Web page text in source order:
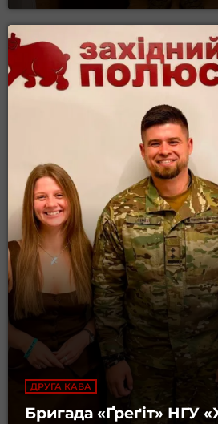
ДРУГА КАВА
Бригада «Ґреґіт» НГУ